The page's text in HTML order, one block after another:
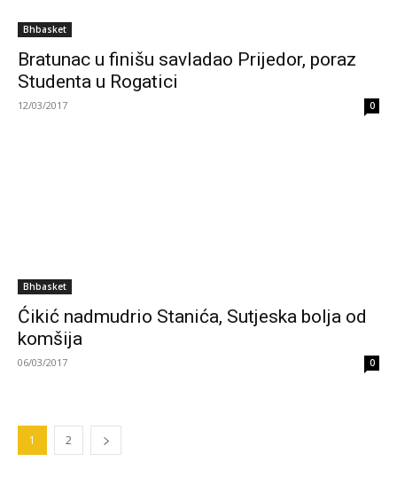
Bhbasket
Bratunac u finišu savladao Prijedor, poraz
Studenta u Rogatici
12/03/2017 0
Bhbasket
Ćikić nadmudrio Stanića, Sutjeska bolja od
komšija
06/03/2017 0
1 2